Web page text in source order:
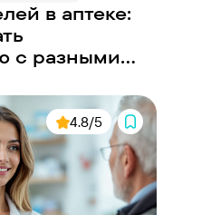
в аптеке:
с разными
4.8/5